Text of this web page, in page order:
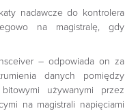
nadawcze do kontrolera
na magistralę, gdy
– odpowiada on za
danych pomiędzy
używanymi przez
na magistrali napięciami